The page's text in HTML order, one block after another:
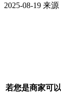
2025-08-19 来源
若您是商家可